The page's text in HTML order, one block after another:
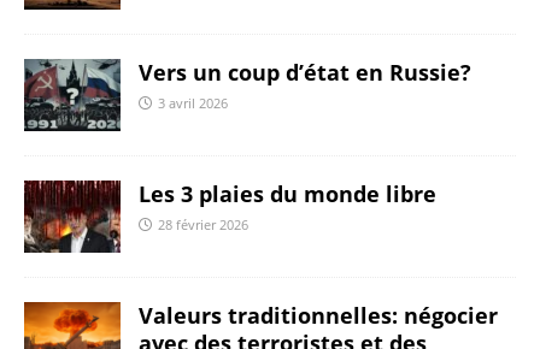
Vers un coup d’état en Russie?
3 avril 2026
Les 3 plaies du monde libre
28 février 2026
Valeurs traditionnelles: négocier
avec des terroristes et des